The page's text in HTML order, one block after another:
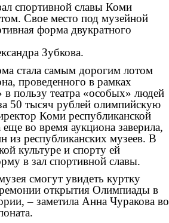
спортивной славы Коми
Свое место под музейной
форма двукратного
Зубкова.
стала самым дорогим лотом
проведенного в рамках
пользу театра «особых» людей
50 тысяч рублей олимпийскую
Коми республиканской
во время аукциона заверила,
из республиканских музеев. В
культуре и спорту ей
в зал спортивной славы.
смогут увидеть куртку
открытия Олимпиады в
– заметила Анна Чуракова во